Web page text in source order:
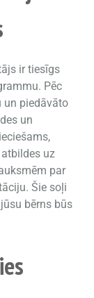
ir tiesīgs
Pēc
un piedāvāto
un
uz
par
Šie soļi
bērns būs